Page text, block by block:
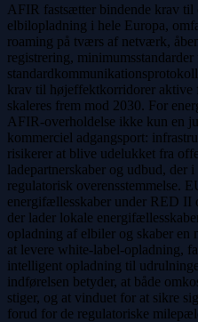
AFIR fastsætter bindende krav til
elbilopladning i hele Europa,
roaming på tværs af netværk,
registrering,
krav til højeffektkorridorer
skaleres frem mod 2030. For
AFIR-overholdelse ikke kun en
kommerciel adgangsport:
risikerer at blive udelukket fra
ladepartnerskaber og udbud, der
regulatorisk overensstemmelse.
energifællesskaber under RED
der lader lokale
opladning af elbiler og skaber en
at levere white-label-opladning,
intelligent opladning til
indførelsen betyder, at både
stiger, og at vinduet for at sikre
forud for de regulatoriske